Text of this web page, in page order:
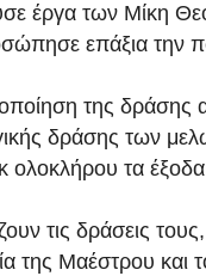
έργα των Μίκη
επάξια την
της δράσης
δράσης των
ολοκλήρου τα
τις δράσεις
της Μαέστρου και